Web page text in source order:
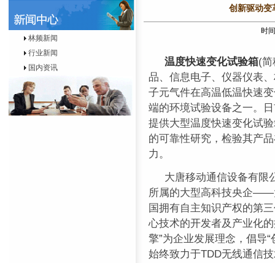
林频新闻
行业新闻
国内资讯
创新驱动变
时
温度快速变化试验箱(简
品、信息电子、仪器仪表
子元气件在高温低温快速
端的环境试验设备之一。
提供大型温度快速变化试
的可靠性研究，检验其产
力。
大唐移动通信设备有限
所属的大型高科技央企——
国拥有自主知识产权的第
心技术的开发者及产业化
擎”为企业发展理念，倡导
始终致力于TDD无线通信